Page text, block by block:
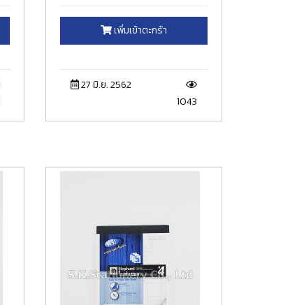
เพิ่มเข้าตะกร้า
27 มิ.ย. 2562
1043